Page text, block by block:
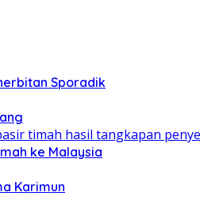
Sporadik
ke Malaysia
Karimun